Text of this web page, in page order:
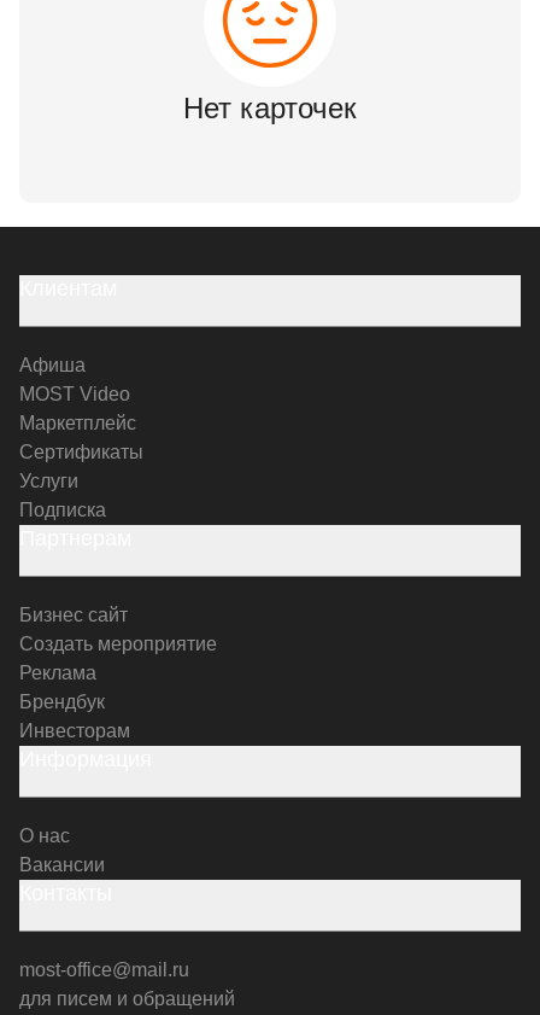
Нет карточек
Афиша
MOST Video
Маркетплейс
Сертификаты
Услуги
Подписка
Бизнес сайт
Создать мероприятие
Реклама
Брендбук
Инвесторам
О нас
Вакансии
most-office@mail.ru
для писем и обращений